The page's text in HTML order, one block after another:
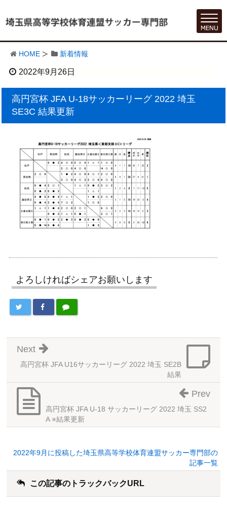
HOME 新着情報
2022年9月26日
高円宮杯 JFA U-18サッカーリーグ 2022 埼玉
SE3C 結果更新
よろしければシェアお願いします
高円宮杯 JFA U16サッカーリーグ 2022 埼玉 SE2B
結果
Next
高円宮杯 JFA U-18 サッカーリーグ 2022 埼玉 SS2
A ※結果更新
Prev
2022年9月に投稿した埼玉県高等学校体育連盟サッカー専門部の
記事一覧
この記事のトラックバックURL